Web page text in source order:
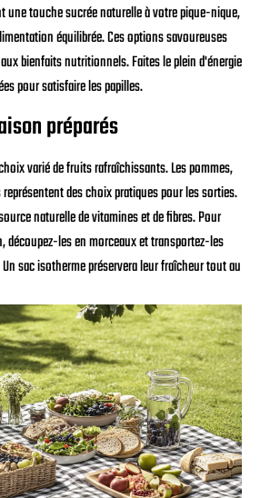
une touche sucrée naturelle à votre pique-nique,
équilibrée. Ces options savoureuses
bienfaits nutritionnels. Faites le plein d'énergie
pour satisfaire les papilles.
préparés
varié de fruits rafraîchissants. Les pommes,
des choix pratiques pour les sorties.
naturelle de vitamines et de fibres. Pour
les en morceaux et transportez-les
sac isotherme préservera leur fraîcheur tout au